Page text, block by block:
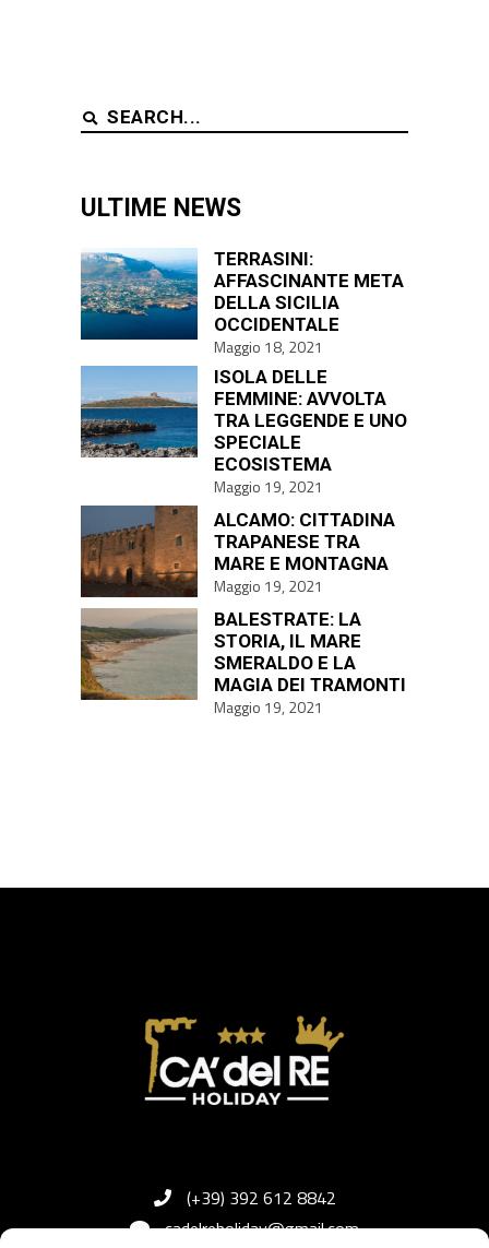
Search
ULTIME NEWS
TERRASINI:
AFFASCINANTE META
DELLA SICILIA
OCCIDENTALE
Maggio 18, 2021
ISOLA DELLE
FEMMINE: AVVOLTA
TRA LEGGENDE E UNO
SPECIALE
ECOSISTEMA
Maggio 19, 2021
ALCAMO: CITTADINA
TRAPANESE TRA
MARE E MONTAGNA
Maggio 19, 2021
BALESTRATE: LA
STORIA, IL MARE
SMERALDO E LA
MAGIA DEI TRAMONTI
Maggio 19, 2021
(+39) 392 612 8842
cadelreholiday@gmail.com